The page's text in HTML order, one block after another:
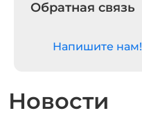
Новости
Обратная связь
Напишите нам!